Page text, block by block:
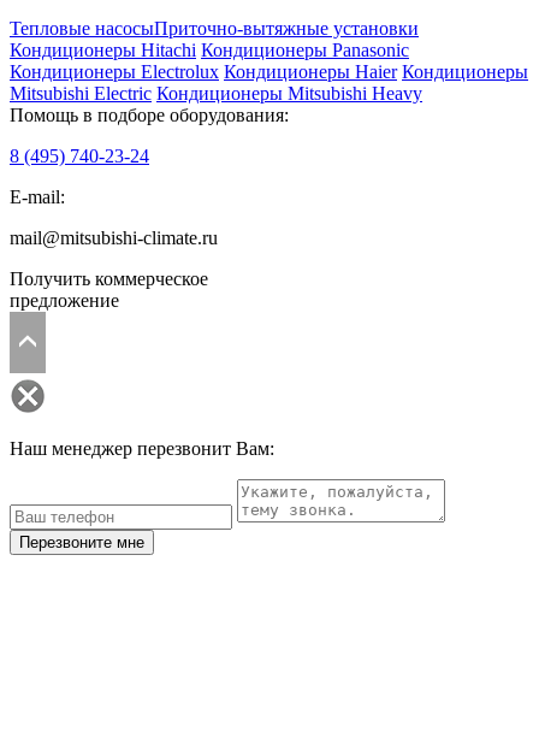
Тепловые насосыПриточно-вытяжные установки
Кондиционеры Hitachi Кондиционеры Panasonic
Кондиционеры Electrolux Кондиционеры Haier Кондиционеры
Mitsubishi Electric Кондиционеры Mitsubishi Heavy
Помощь в подборе оборудования:
8 (495) 740-23-24
E-mail:
mail@mitsubishi-climate.ru
Получить коммерческое
предложение
Наш менеджер перезвонит Вам:
Перезвоните мне